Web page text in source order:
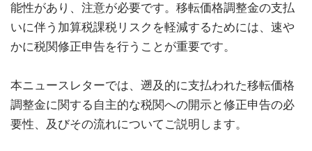
能性があり、注意が必要です。移転価格調整金の支払
いに伴う加算税課税リスクを軽減するためには、速や
かに税関修正申告を行うことが重要です。
本ニュースレターでは、遡及的に支払われた移転価格
調整金に関する自主的な税関への開示と修正申告の必
要性、及びその流れについてご説明します。